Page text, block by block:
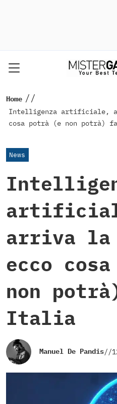
Home //
Intelligenza artificiale,
cosa potrà (e non potrà)
News
arriva
ecco
non
Italia
Manuel De Pandis//